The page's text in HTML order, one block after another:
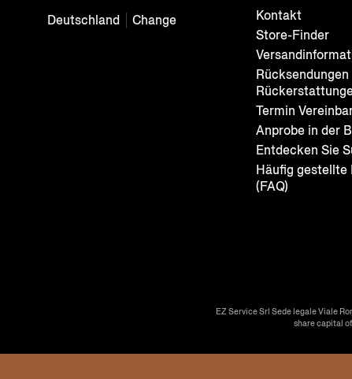
Deutschland Change
Kontakt
Store-Finder
Rücksendungen
Termin
Anprobe in der
Entdecken Sie
Häufig gestellte
(FAQ)
EZ Service Srl Sede legale Viale
share capital